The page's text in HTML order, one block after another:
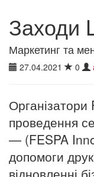
Заходи
Маркетинг та
27.04.2021 0
проведення
— (FESPA
допомоги
відновленні